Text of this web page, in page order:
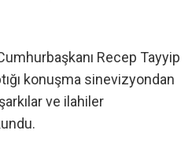
Recep Tayyip
konuşma sinevizyondan
ve ilahiler